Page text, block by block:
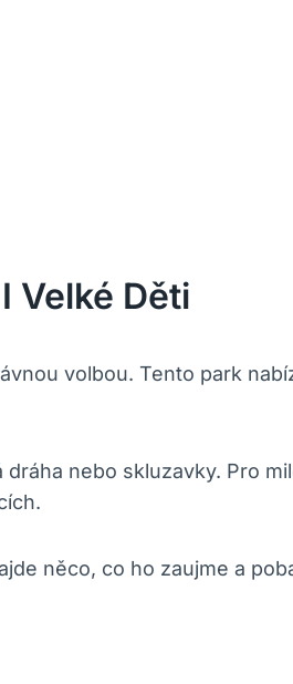
Velké Děti
volbou. Tento park
nebo skluzavky. Pro
něco, co ho zaujme a